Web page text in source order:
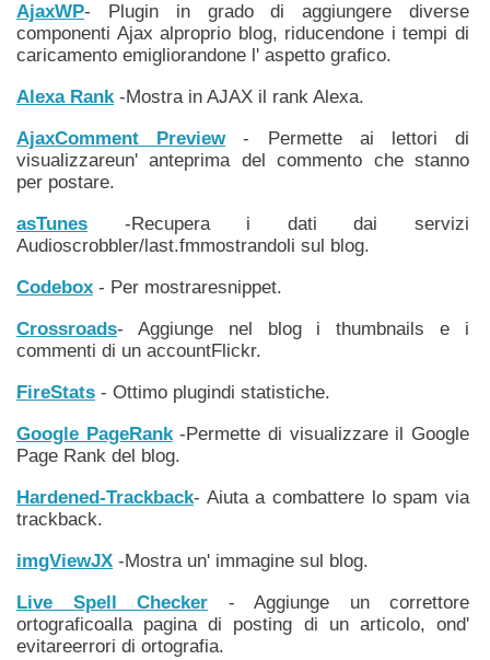
AjaxWP- Plugin in grado di aggiungere diverse
componenti Ajax alproprio blog, riducendone i tempi di
caricamento emigliorandone l' aspetto grafico.
Alexa Rank-Mostra in AJAX il rank Alexa.
AjaxComment Preview- Permette ai lettori di
visualizzareun' anteprima del commento che stanno
per postare.
asTunes -Recupera i dati dai servizi
Audioscrobbler/last.fmmostrandoli sul blog.
Codebox - Per mostraresnippet.
Crossroads- Aggiunge nel blog i thumbnails e i
commenti di un accountFlickr.
FireStats - Ottimo plugindi statistiche.
Google PageRank-Permette di visualizzare il Google
Page Rank del blog.
Hardened-Trackback- Aiuta a combattere lo spam via
trackback.
imgViewJX -Mostra un' immagine sul blog.
Live Spell Checker - Aggiunge un correttore
ortograficoalla pagina di posting di un articolo, ond'
evitareerrori di ortografia.